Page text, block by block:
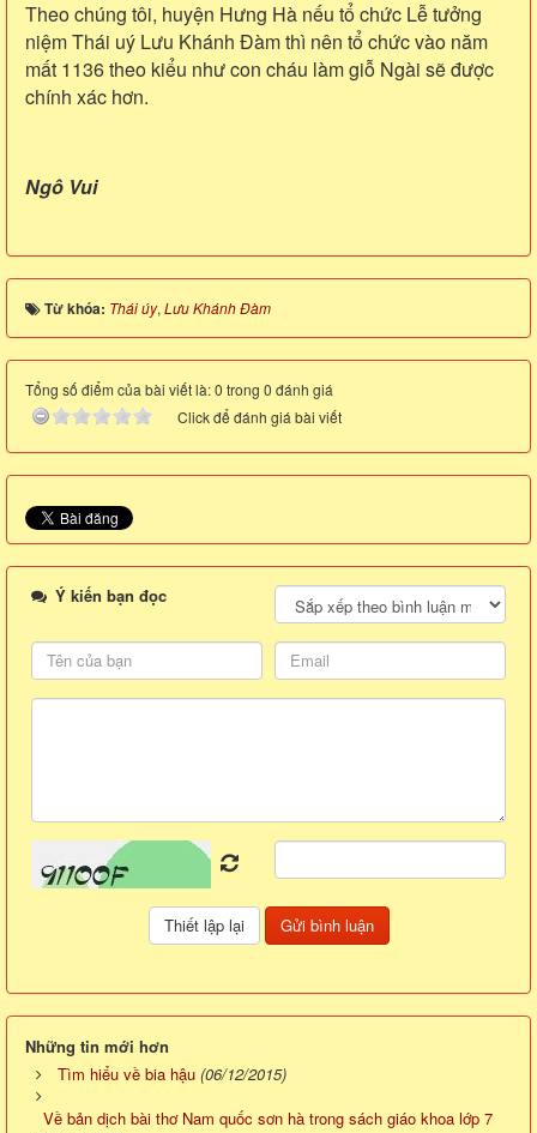
Theo chúng tôi, huyện Hưng Hà nếu tổ chức Lễ tưởng
niệm Thái uý Lưu Khánh Đàm thì nên tổ chức vào năm
mất 1136 theo kiểu như con cháu làm giỗ Ngài sẽ được
chính xác hơn.
Ngô Vui
Từ khóa: Thái úy, Lưu Khánh Đàm
Tổng số điểm của bài viết là: 0 trong 0 đánh giá
Click để đánh giá bài viết
Ý kiến bạn đọc
Những tin mới hơn
Tìm hiểu về bia hậu (06/12/2015)
Về bản dịch bài thơ Nam quốc sơn hà trong sách giáo khoa lớp 7